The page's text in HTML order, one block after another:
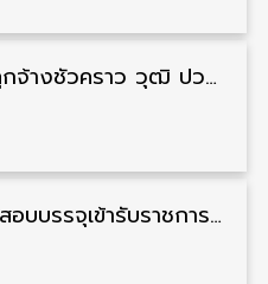
กรมสรรพากร รับสมัครลูกจ้างชั่วคราว วุฒิ ปวช./ป.ตรี 138 อัตรา รับสมัคร 17 – 31 สิงหาคม
กรมควบคุมโรค รับสมัครสอบบรรจุเข้ารับราชการ วุฒิ ปวส./ป.ตรี 17 อัตรา รับสมัคร 17 สิงหาคม – 4 กันยายน